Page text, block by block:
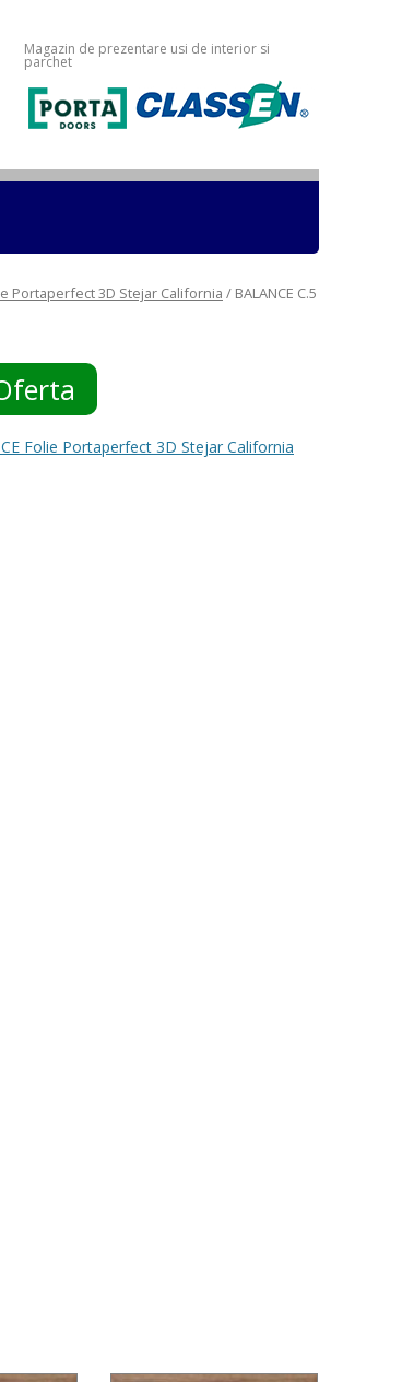
Magazin de prezentare usi de interior si
parchet
Portaperfect 3D Stejar California / BALANCE C.5
Folie Portaperfect 3D Stejar California